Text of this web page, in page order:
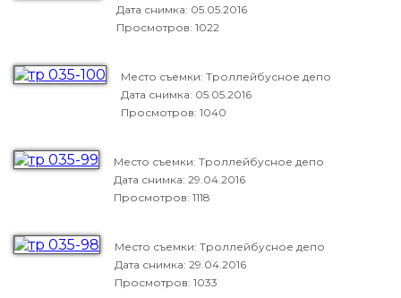
Дата снимка: 05.05.2016
Просмотров: 1022
Место съемки: Троллейбусное депо
Дата снимка: 05.05.2016
Просмотров: 1040
Место съемки: Троллейбусное депо
Дата снимка: 29.04.2016
Просмотров: 1118
Место съемки: Троллейбусное депо
Дата снимка: 29.04.2016
Просмотров: 1033